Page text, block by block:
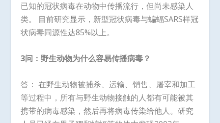
已知的冠状病毒在动物中传播流行，但尚未感染人
类。 目前研究显示，新型冠状病毒与蝙蝠SARS样冠
状病毒同源性达85%以上。
3问：野生动物为什么容易传播病毒？
答： 在野生动物被捕杀、运输、销售、屠宰和加工
等过程中，所有与野生动物接触的人都有可能被其
携带的病毒感染，然后再将病毒传染给他人。研究